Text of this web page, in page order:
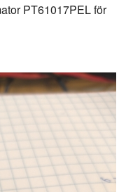
PT61017PEL för